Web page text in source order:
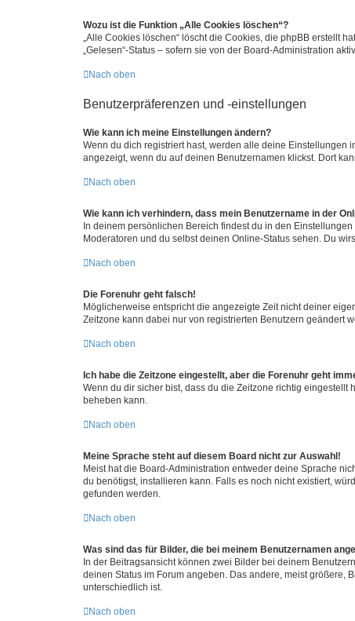
Wozu ist die Funktion „Alle Cookies löschen“?
„Alle Cookies löschen“ löscht die Cookies, die phpBB erstellt
„Gelesen“-Status – sofern sie von der Board-Administration
Nach oben
Benutzerpräferenzen und -einstellungen
Wie kann ich meine Einstellungen ändern?
Wenn du dich registriert hast, werden alle deine Einstellungen
angezeigt, wenn du auf deinen Benutzernamen klickst. Dort
Nach oben
Wie kann ich verhindern, dass mein Benutzername in der
In deinem persönlichen Bereich findest du in den
Moderatoren und du selbst deinen Online-Status sehen. Du
Nach oben
Die Forenuhr geht falsch!
Möglicherweise entspricht die angezeigte Zeit nicht deiner
Zeitzone kann dabei nur von registrierten Benutzern geändert
Nach oben
Ich habe die Zeitzone eingestellt, aber die Forenuhr geht
Wenn du dir sicher bist, dass du die Zeitzone richtig eingestellt
beheben kann.
Nach oben
Meine Sprache steht auf diesem Board nicht zur Auswahl!
Meist hat die Board-Administration entweder deine Sprache
du benötigst, installieren kann. Falls es noch nicht existiert,
gefunden werden.
Nach oben
Was sind das für Bilder, die bei meinem Benutzernamen
In der Beitragsansicht können zwei Bilder bei deinem
deinen Status im Forum angeben. Das andere, meist größere,
unterschiedlich ist.
Nach oben